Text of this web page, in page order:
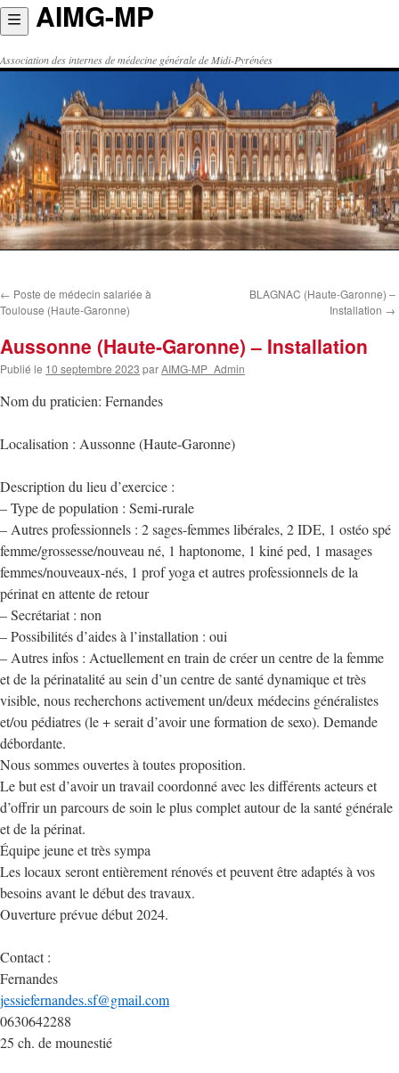
Aller
au
contenu
AIMG-MP
Association des internes de médecine générale de Midi-Pyrénées
← Poste de médecin salariée à
Toulouse (Haute-Garonne)
BLAGNAC (Haute-Garonne) –
Installation →
Aussonne (Haute-Garonne) – Installation
Publié le 10 septembre 2023 parAIMG-MP_Admin
Nom du praticien: Fernandes
Localisation : Aussonne (Haute-Garonne)
Description du lieu d’exercice :
– Type de population : Semi-rurale
– Autres professionnels : 2 sages-femmes libérales, 2 IDE, 1 ostéo spé
femme/grossesse/nouveau né, 1 haptonome, 1 kiné ped, 1 masages
femmes/nouveaux-nés, 1 prof yoga et autres professionnels de la
périnat en attente de retour
– Secrétariat : non
– Possibilités d’aides à l’installation : oui
– Autres infos : Actuellement en train de créer un centre de la femme
et de la périnatalité au sein d’un centre de santé dynamique et très
visible, nous recherchons activement un/deux médecins généralistes
et/ou pédiatres (le + serait d’avoir une formation de sexo). Demande
débordante.
Nous sommes ouvertes à toutes proposition.
Le but est d’avoir un travail coordonné avec les différents acteurs et
d’offrir un parcours de soin le plus complet autour de la santé générale
et de la périnat.
Équipe jeune et très sympa
Les locaux seront entièrement rénovés et peuvent être adaptés à vos
besoins avant le début des travaux.
Ouverture prévue début 2024.
Contact :
Fernandes
jessiefernandes.sf@gmail.com
0630642288
25 ch. de mounestié